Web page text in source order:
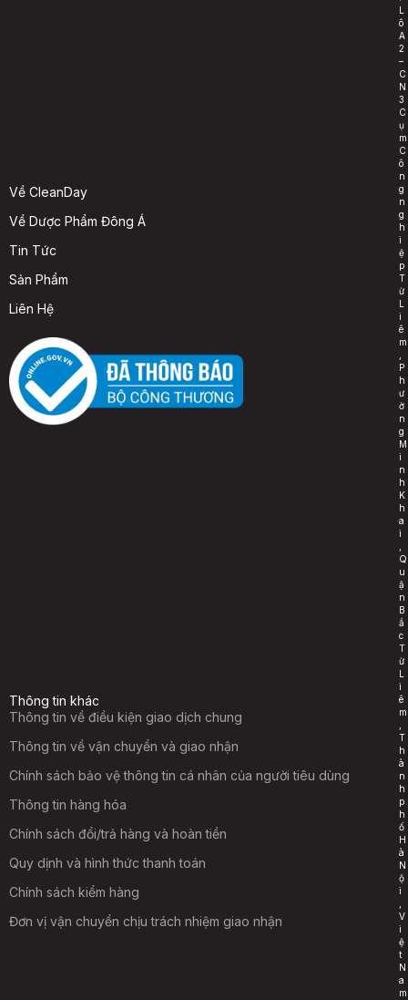
Về CleanDay
Về Dược Phẩm Đông Á
Tin Tức
Sản Phẩm
Liên Hệ
Thông tin khác
Thông tin về điều kiện giao dịch chung
Thông tin về vận chuyển và giao nhận
Chính sách bảo vệ thông tin cá nhân của người tiêu dùng
Thông tin hàng hóa
Chính sách đổi/trả hàng và hoàn tiền
Quy dịnh và hình thức thanh toán
Chính sách kiểm hàng
Đơn vị vận chuyển chịu trách nhiệm giao nhận
ô
A
2
–
C
N
3
C
ụ
m
C
ô
n
g
n
g
h
i
ệ
p
T
ừ
i
ê
m
P
h
ư
ờ
n
g
M
i
n
h
K
h
a
i
Q
u
ậ
n
B
ắ
c
T
ừ
i
ê
m
T
h
à
n
h
p
h
ố
H
à
N
ộ
i
V
i
ệ
t
N
a
m